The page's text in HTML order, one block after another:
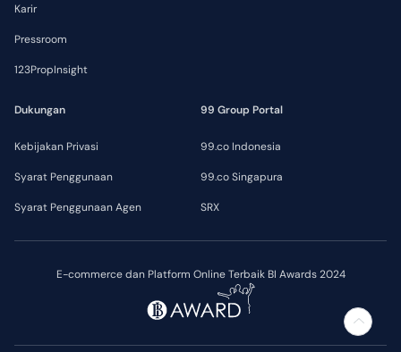
E-commerce dan Platform Online Terbaik BI Awards 2024
Karir
Pressroom
123PropInsight
Dukungan
Kebijakan Privasi
Syarat Penggunaan
Syarat Penggunaan Agen
99 Group Portal
99.co Indonesia
99.co Singapura
SRX